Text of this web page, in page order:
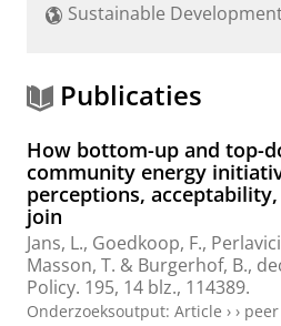
h
r
t
l
Sustainable
Publicaties
How bottom-up and top-
community energy
perceptions,
join
Jans, L., Goedkoop, F.,
Masson, T. & Burgerhof, B.,
Policy. 195, 14 blz., 114389.
Onderzoeksoutput: Article › ›